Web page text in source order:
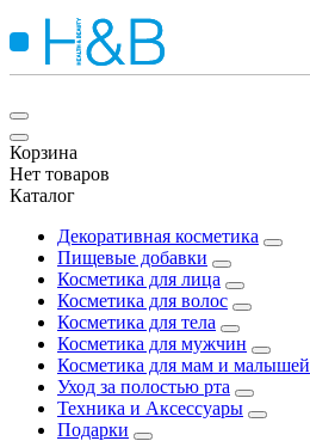
Корзина
Нет товаров
Каталог
Декоративная косметика
Пищевые добавки
Косметика для лица
Косметика для волос
Косметика для тела
Косметика для мужчин
Косметика для мам и малышей
Уход за полостью рта
Техника и Аксессуары
Подарки